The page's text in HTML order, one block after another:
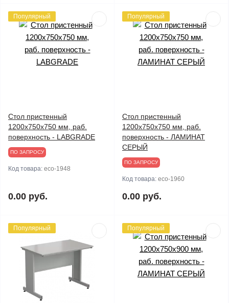
Популярный
Стол пристенный
1200х750х750 мм, раб.
поверхность - LABGRADE
ПО ЗАПРОСУ
Код товара: eco-1948
0.00 руб.
Популярный
Стол пристенный
1200х750х750 мм, раб.
поверхность - ЛАМИНАТ
СЕРЫЙ
ПО ЗАПРОСУ
Код товара: eco-1960
0.00 руб.
Популярный Популярный